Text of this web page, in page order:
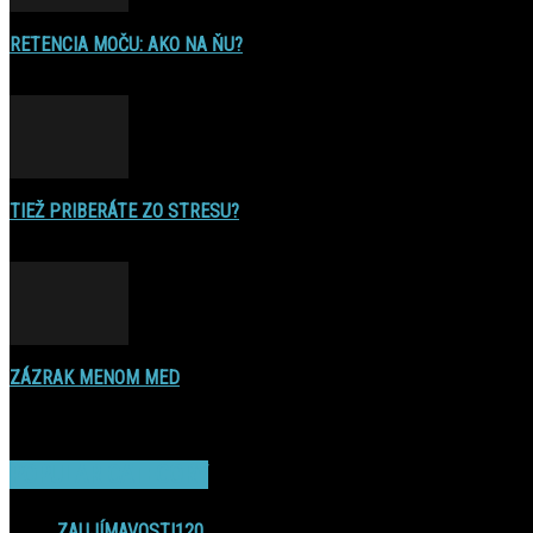
RETENCIA MOČU: AKO NA ŇU?
TIEŽ PRIBERÁTE ZO STRESU?
ZÁZRAK MENOM MED